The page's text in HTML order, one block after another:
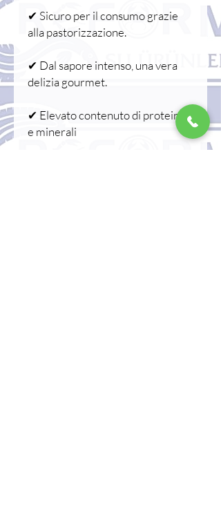
✔ Sicuro per il consumo grazie
alla pastorizzazione.
✔ Dal sapore intenso, una vera
delizia gourmet.
✔ Elevato contenuto di proteine
e minerali